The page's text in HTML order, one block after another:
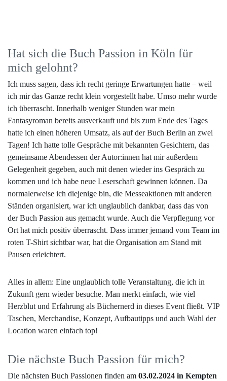
Hat sich die Buch Passion in Köln für
mich gelohnt?
Ich muss sagen, dass ich recht geringe Erwartungen hatte – weil
ich mir das Ganze recht klein vorgestellt habe. Umso mehr wurde
ich überrascht. Innerhalb weniger Stunden war mein
Fantasyroman bereits ausverkauft und bis zum Ende des Tages
hatte ich einen höheren Umsatz, als auf der Buch Berlin an zwei
Tagen! Ich hatte tolle Gespräche mit bekannten Gesichtern, das
gemeinsame Abendessen der Autor:innen hat mir außerdem
Gelegenheit gegeben, auch mit denen wieder ins Gespräch zu
kommen und ich habe neue Leserschaft gewinnen können. Da
normalerweise ich diejenige bin, die Messeaktionen mit anderen
Ständen organisiert, war ich unglaublich dankbar, dass das von
der Buch Passion aus gemacht wurde. Auch die Verpflegung vor
Ort hat mich positiv überrascht. Dass immer jemand vom Team im
roten T-Shirt sichtbar war, hat die Organisation am Stand mit
Pausen erleichtert.
Alles in allem: Eine unglaublich tolle Veranstaltung, die ich in
Zukunft gern wieder besuche. Man merkt einfach, wie viel
Herzblut und Erfahrung als Büchernerd in dieses Event fließt. VIP
Taschen, Merchandise, Konzept, Aufbautipps und auch Wahl der
Location waren einfach top!
Die nächste Buch Passion für mich?
Die nächsten Buch Passionen finden am 03.02.2024 in Kempten